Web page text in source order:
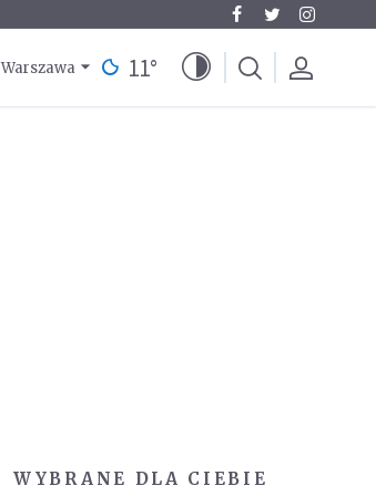
Warszawa 11°
WYBRANE DLA CIEBIE